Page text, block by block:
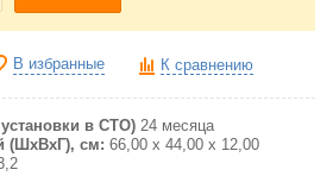
В избранные К сравнению
в СТО) 24 месяца
(ШxВxГ), см: 66,00 х 44,00 х 12,00